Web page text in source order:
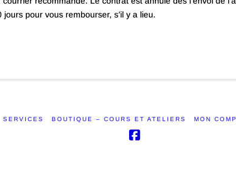
pour vous rembourser, s’il y a lieu.
SERVICES BOUTIQUE – COURS ET ATELIERS MON